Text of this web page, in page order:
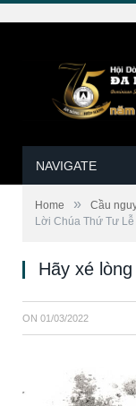
NAVIGATE
Home » Cầu
Lời Chúa Thứ Tư Lễ
Hãy xé
ON 01/03/2022